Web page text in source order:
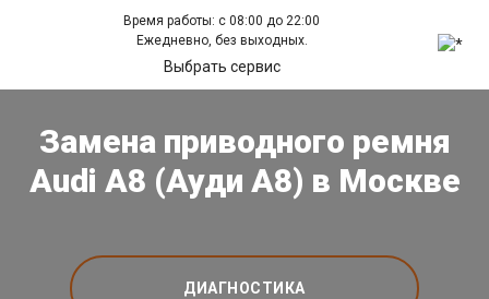
Время работы: с 08:00 до 22:00
Ежедневно, без выходных.
Выбрать сервис
Замена приводного ремня
Audi A8 (Ауди А8) в Москве
ДИАГНОСТИКА